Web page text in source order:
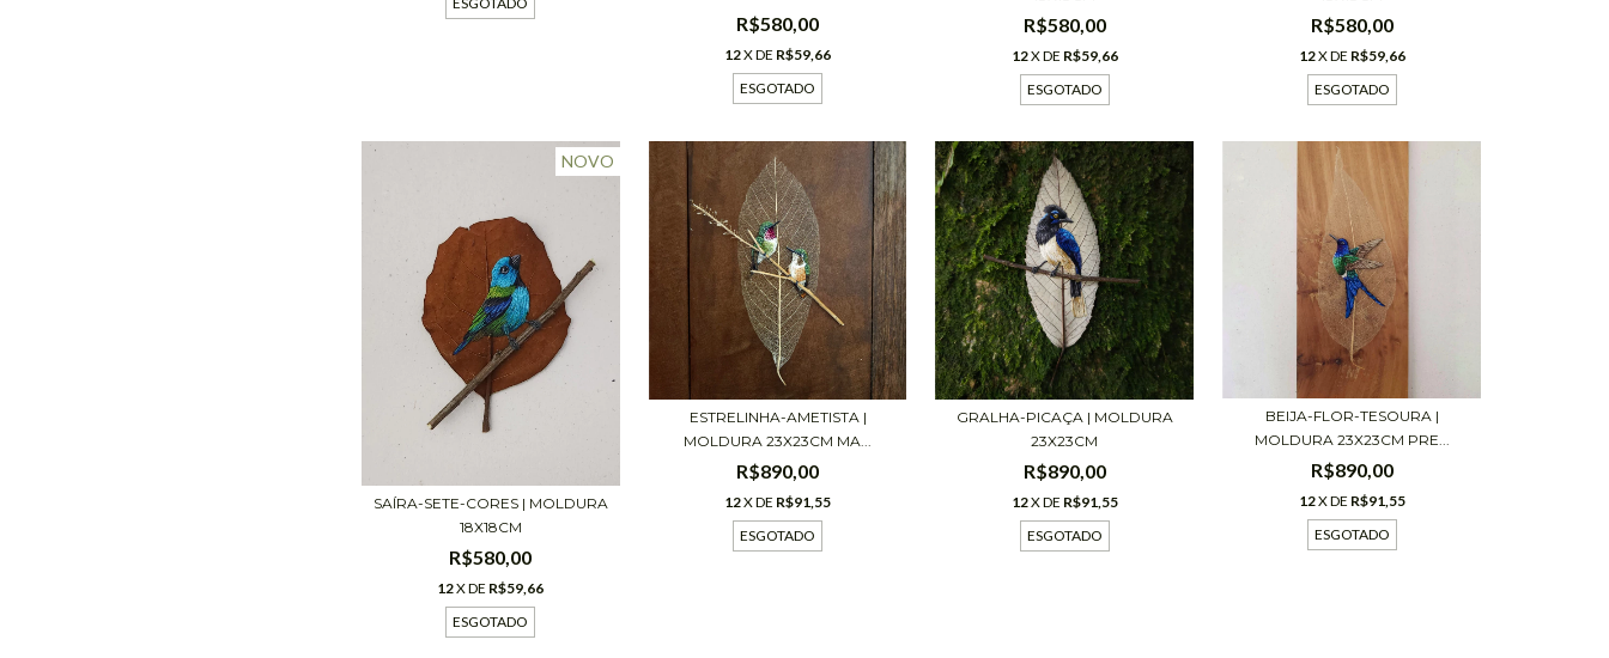
R$580,00
12X DE R$59,66
ESGOTADO
R$580,00
12X DE R$59,66
ESGOTADO
R$580,00
12X DE R$59,66
ESGOTADO
NOVO
SAÍRA-SETE-CORES | MOLDURA
18X18CM
R$580,00
12X DE R$59,66
ESGOTADO
ESTRELINHA-AMETISTA |
MOLDURA 23X23CM MA...
R$890,00
12X DE R$91,55
ESGOTADO
GRALHA-PICAÇA | MOLDURA
23X23CM
R$890,00
12X DE R$91,55
ESGOTADO
BEIJA-FLOR-TESOURA |
MOLDURA 23X23CM PRE...
R$890,00
12X DE R$91,55
ESGOTADO